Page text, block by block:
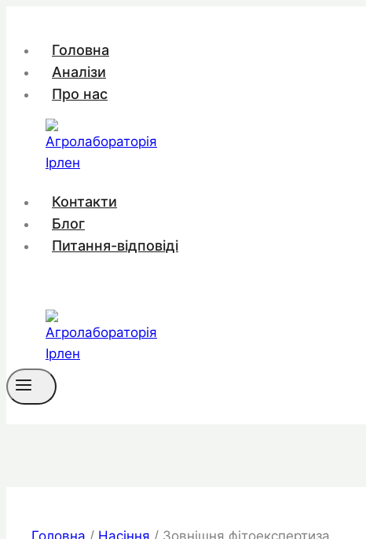
вмісту
Головна
Аналізи
Про нас
Контакти
Блог
Питання-відповіді